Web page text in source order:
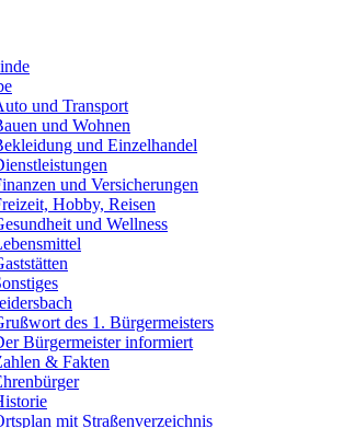
und Transport
und Wohnen
und Einzelhandel
und Versicherungen
Hobby, Reisen
und Wellness
des 1. Bürgermeisters
Bürgermeister informiert
& Fakten
mit Straßenverzeichnis